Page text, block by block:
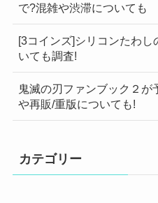
で?混雑や渋滞についても
[3コインズ]シリコンたわ
いても調査!
鬼滅の刃ファンブック２が
や再販/重版についても!
カテゴリー